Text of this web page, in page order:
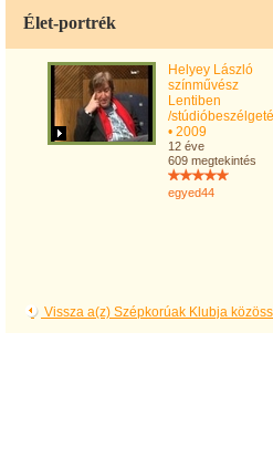
Élet-portrék
Helyey László
színművész
Lentiben
/
• 2009
12 éve
609 megtekintés
egyed44
Vissza a(z) Szépkorúak Klubja